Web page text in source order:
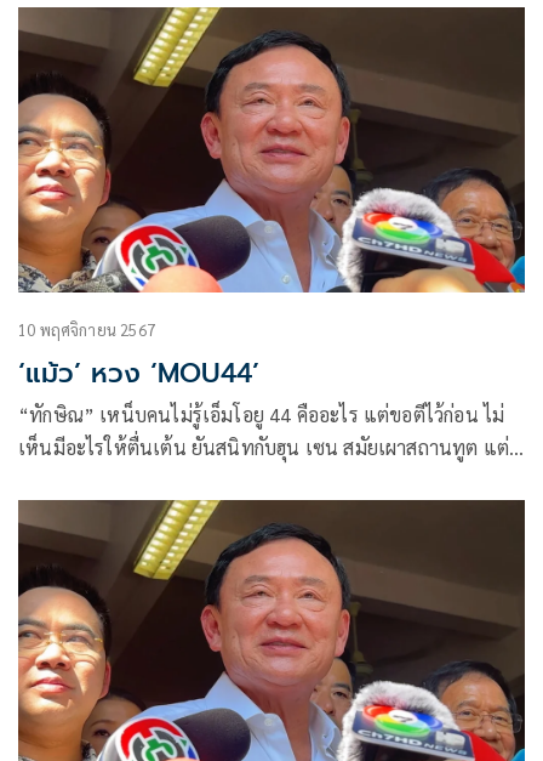
10 พฤศจิกายน 2567
‘แม้ว’ หวง ‘MOU44’
“ทักษิณ” เหน็บคนไม่รู้เอ็มโอยู 44 คืออะไร แต่ขอตีไว้ก่อน ไม่
เห็นมีอะไรให้ตื่นเต้น ยันสนิทกับฮุน เซน สมัยเผาสถานทูต แต่